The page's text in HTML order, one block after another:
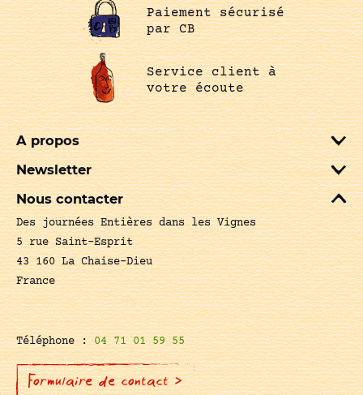
Paiement sécurisé
par CB
Service client à
votre écoute
A propos
Newsletter
Nous contacter
Des journées Entières dans les Vignes
5 rue Saint-Esprit
43 160 La Chaise-Dieu
France
Téléphone :04 71 01 59 55
Formulaire de contact >